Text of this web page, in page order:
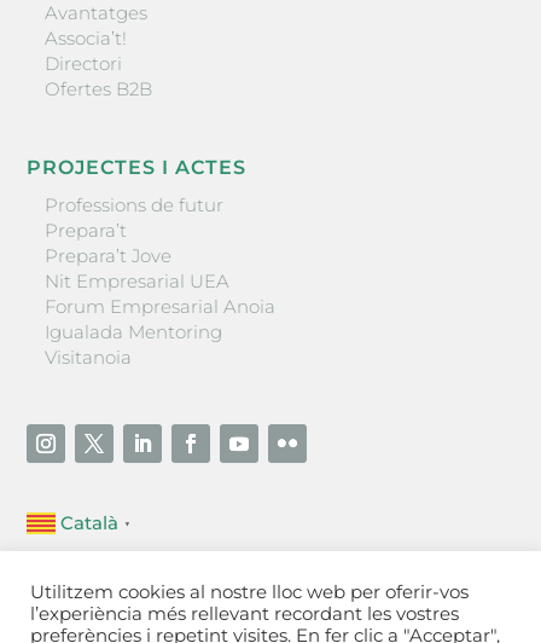
Avantatges
Associa’t!
Directori
Ofertes B2B
PROJECTES I ACTES
Professions de futur
Prepara’t
Prepara’t Jove
Nit Empresarial UEA
Forum Empresarial Anoia
Igualada Mentoring
Visitanoia
Català ▼
Unió Empresarial de l’Anoia (UEA)
Ctra. de Manresa, 131, 08700 – Igualada(Barcelona)
Tel 93 805 22 92
Utilitzem cookies al nostre lloc web per oferir-vos
l’experiència més rellevant recordant les vostres
preferències i repetint visites. En fer clic a "Acceptar",